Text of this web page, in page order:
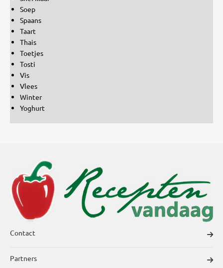
Soep
Spaans
Taart
Thais
Toetjes
Tosti
Vis
Vlees
Winter
Yoghurt
Contact
Partners